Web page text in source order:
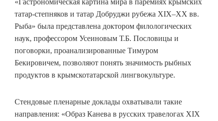
татар-степняков и татар Добруджи рубежа XIX–XX вв.
Рыба» была представлена доктором филологических
наук, профессором Усеиновым Т.Б. Пословицы и
поговорки, проанализированные Тимуром
Бекировичем, позволяют понять значимость рыбных
продуктов в крымскотатарской лингвокультуре.
Стендовые пленарные доклады охватывали такие
направления: «Образ Канева в русских травелогах XIX